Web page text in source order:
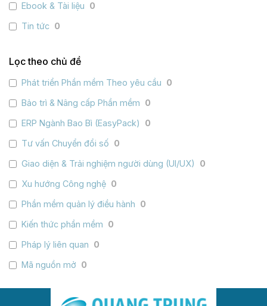
Ebook & Tài liệu 0
Tin tức 0
Lọc theo chủ đề
Phát triển Phần mềm Theo yêu cầu 0
Bảo trì & Nâng cấp Phần mềm 0
ERP Ngành Bao Bì (EasyPack)
0
Tư vấn Chuyển đổi số 0
Giao diện & Trải nghiệm người dùng (UI/UX)
0
Xu hướng Công nghệ 0
Phần mềm quản lý điều hành 0
Kiến thức phần mềm 0
Pháp lý liên quan 0
Mã nguồn mở 0